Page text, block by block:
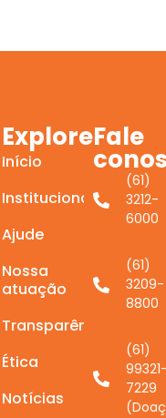
Explore
Início
Institucional
Ajude
Nossa
atuação
Transparência
Ética
Notícias
Fale
(61)
3212-
6000
(61)
3209-
8800
(61)
99321-
7229